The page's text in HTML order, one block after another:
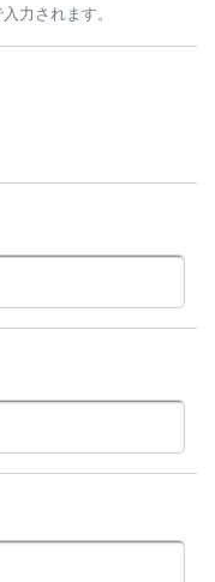
力されます。